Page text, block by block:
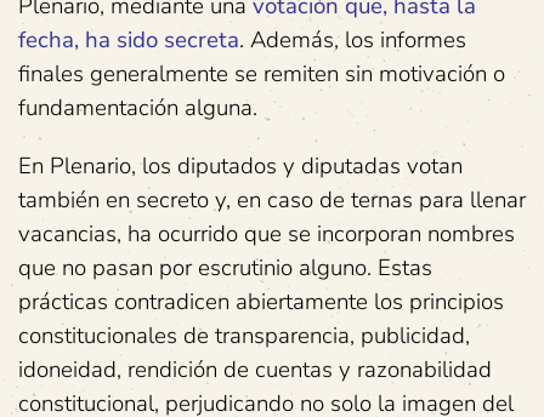
fecha, ha sido secreta. Además, los informes
finales generalmente se remiten sin motivación o
fundamentación alguna.
En Plenario, los diputados y diputadas votan
también en secreto y, en caso de ternas para llenar
vacancias, ha ocurrido que se incorporan nombres
que no pasan por escrutinio alguno. Estas
prácticas contradicen abiertamente los principios
constitucionales de transparencia, publicidad,
idoneidad, rendición de cuentas y razonabilidad
constitucional, perjudicando no solo la imagen del